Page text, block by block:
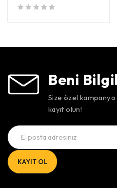
Beni
Size özel
kayıt olun!